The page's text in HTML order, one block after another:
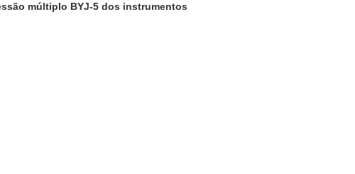
múltiplo BYJ-5 dos instrumentos